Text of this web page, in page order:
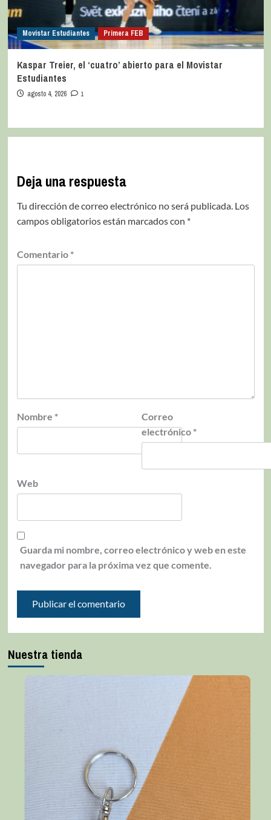
Movistar Estudiantes Primera FEB
Kaspar Treier, el ‘cuatro’ abierto para el Movistar
Estudiantes
agosto 4, 2026 1
Deja una respuesta
Tu dirección de correo electrónico no será publicada. Los
campos obligatorios están marcados con *
Comentario *
Nombre *
Correo
electrónico *
Web
Guarda mi nombre, correo electrónico y web en este
navegador para la próxima vez que comente.
Nuestra tienda